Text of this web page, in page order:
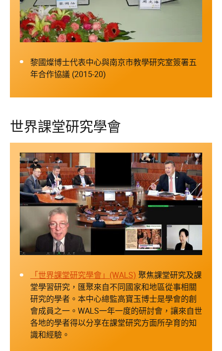
黎國燦博士代表中心與南京市教學研究室簽署五
年合作協議 (2015-20)
世界課堂研究學會
「世界課堂研究學會」(WALS) 聚焦課堂研究及課
堂學習研究，匯聚來自不同國家和地區從事相關
研究的學者。本中心總監高寶玉博士是學會的創
會成員之一。WALS一年一度的研討會，讓來自世
各地的學者得以分享在課堂研究方面所孕育的知
識和經驗。